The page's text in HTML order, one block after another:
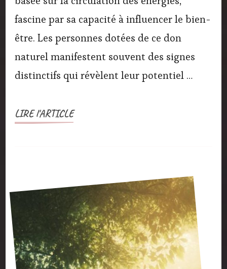
fascine par sa capacité à influencer le bien-
être. Les personnes dotées de ce don
naturel manifestent souvent des signes
distinctifs qui révèlent leur potentiel …
LIRE l'ARTICLE